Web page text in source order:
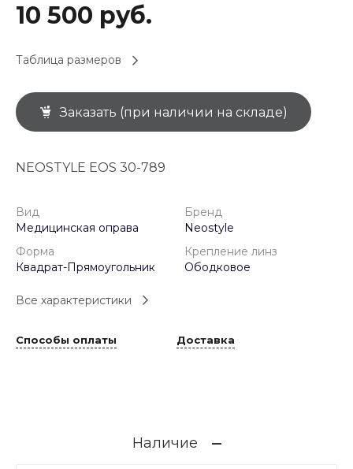
10 500 руб.
Таблица размеров
Заказать (при наличии на складе)
NEOSTYLE EOS 30-789
Вид
Медицинская оправа
Бренд
Neostyle
Форма
Квадрат-Прямоугольник
Крепление линз
Ободковое
Все характеристики
Способы оплаты Доставка
Наличие